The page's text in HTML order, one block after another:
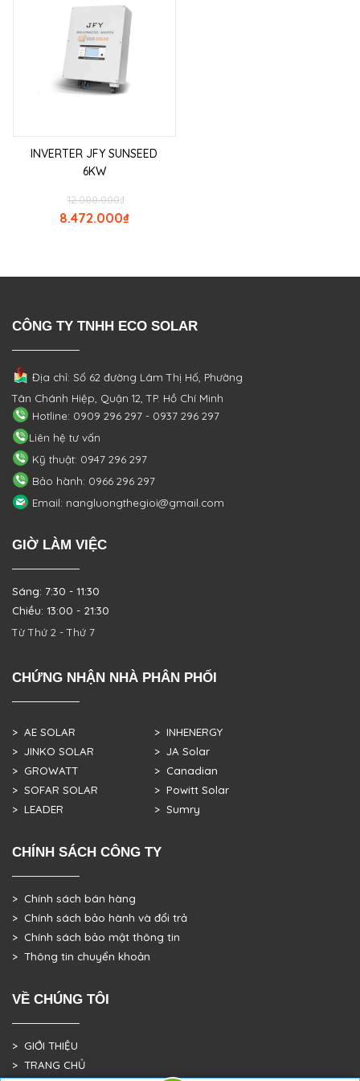
INVERTER JFY SUNSEED
6KW
₫
12.000.000
₫
8.472.000
CÔNG TY TNHH ECO SOLAR
Địa chỉ: Số 62 đường Lâm Thị Hố, Phường
Tân Chánh Hiệp, Quận 12, TP. Hồ Chí Minh
Hotline: 0909 296 297 - 0937 296 297
Liên hệ tư vấn
Kỹ thuật: 0947 296 297
Bảo hành: 0966 296 297
Email: nangluongthegioi@gmail.com
GIỜ LÀM VIỆC
Sáng: 7:30 - 11:30
Chiều: 13:00 - 21:30
Từ Thứ 2 - Thứ 7
CHỨNG NHẬN NHÀ PHÂN PHỐI
> AE SOLAR
> JINKO SOLAR
> GROWATT
> SOFAR SOLAR
> LEADER
> INHENERGY
> JA Solar
> Canadian
> Powitt Solar
> Sumry
CHÍNH SÁCH CÔNG TY
> Chính sách bán hàng
> Chính sách bảo hành và đổi trả
> Chính sách bảo mật thông tin
> Thông tin chuyển khoản
VỀ CHÚNG TÔI
> GIỚI THIỆU
> TRANG CHỦ